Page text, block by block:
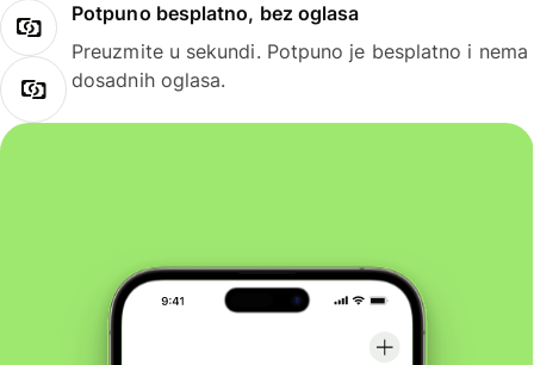
Potpuno besplatno, bez oglasa
Preuzmite u sekundi. Potpuno je besplatno i nema
dosadnih oglasa.